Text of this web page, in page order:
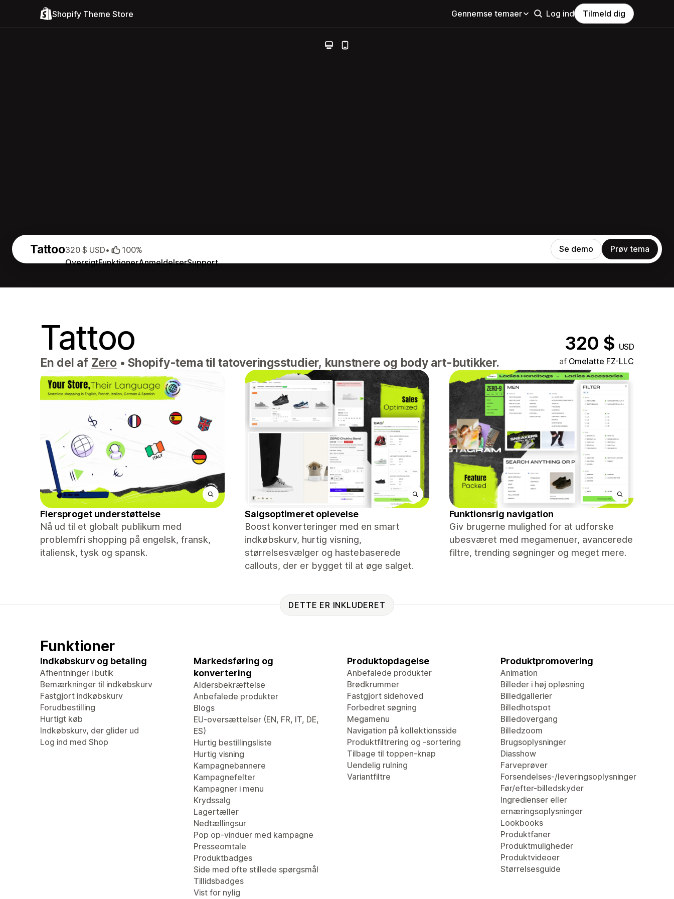
Shopify Theme Store Gennemse temaer Log ind Tilmeld dig
Tattoo
OversigtFunktionerAnmeldelserSupport
320 $ USD• 100% Se demo Prøv tema
Tattoo 320 $ USD
En del af Zero • Shopify-tema til tatoveringsstudier, kunstnere og body art-butikker. af Omelatte FZ-LLC
Flersproget understøttelse
Nå ud til et globalt publikum med
problemfri shopping på engelsk, fransk,
italiensk, tysk og spansk.
Salgsoptimeret oplevelse
Boost konverteringer med en smart
indkøbskurv, hurtig visning,
størrelsesvælger og hastebaserede
callouts, der er bygget til at øge salget.
Funktionsrig navigation
Giv brugerne mulighed for at udforske
ubesværet med megamenuer, avancerede
filtre, trending søgninger og meget mere.
DETTE ER INKLUDERET
Funktioner
Indkøbskurv og betaling
Afhentninger i butik
Bemærkninger til indkøbskurv
Fastgjort indkøbskurv
Forudbestilling
Hurtigt køb
Indkøbskurv, der glider ud
Log ind med Shop
Markedsføring og
konvertering
Aldersbekræftelse
Anbefalede produkter
Blogs
EU-oversættelser (EN, FR, IT, DE,
ES)
Hurtig bestillingsliste
Hurtig visning
Kampagnebannere
Kampagnefelter
Kampagner i menu
Krydssalg
Lagertæller
Nedtællingsur
Pop op-vinduer med kampagne
Presseomtale
Produktbadges
Side med ofte stillede spørgsmål
Tillidsbadges
Vist for nylig
Produktopdagelse
Anbefalede produkter
Brødkrummer
Fastgjort sidehoved
Forbedret søgning
Megamenu
Navigation på kollektionsside
Produktfiltrering og -sortering
Tilbage til toppen-knap
Uendelig rulning
Variantfiltre
Produktpromovering
Animation
Billeder i høj opløsning
Billedgallerier
Billedhotspot
Billedovergang
Billedzoom
Brugsoplysninger
Diasshow
Farveprøver
Forsendelses-/leveringsoplysninger
Før/efter-billedskyder
Ingredienser eller
ernæringsoplysninger
Lookbooks
Produktfaner
Produktmuligheder
Produktvideoer
Størrelsesguide